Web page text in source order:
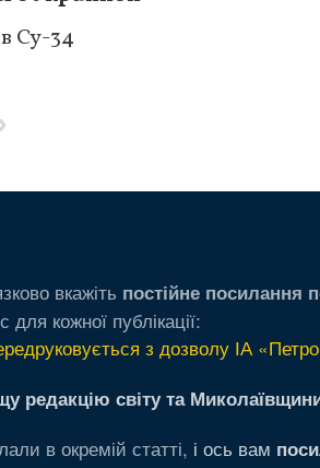
Су-34
вкажіть постійне посилання
для кожної публікації:
з дозволу ІА
редакцію світу та
в окремій статті, і ось вам